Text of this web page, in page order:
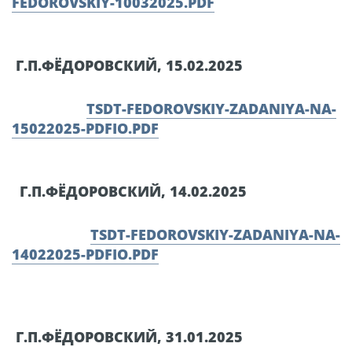
Г.П.ФЁДОРОВСКИЙ, 15.02.2025
TSDT-FEDOROVSKIY-ZADANIYA-NA-
15022025-PDFIO.PDF
Г.П.ФЁДОРОВСКИЙ, 14.02.2025
TSDT-FEDOROVSKIY-ZADANIYA-NA-
14022025-PDFIO.PDF
Г.П.ФЁДОРОВСКИЙ, 31.01.2025